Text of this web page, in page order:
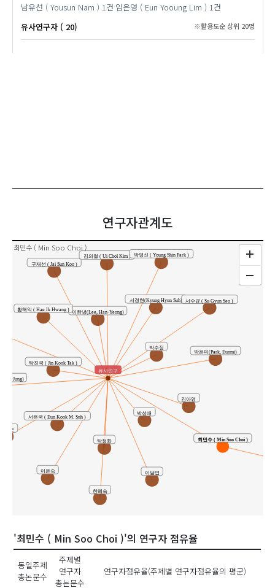
남유선 ( Yousun Nam ) 1건 임은영 ( Eun Yooung Lim ) 1건
유사연구자 ( 20)
※활용도순 상위 20명
연구자관계도
최민수 ( Min Soo Choi )
구재선 ( Jai Sun Koo )
김아영
김의철 ( Ui Chol Kim )
박성애
박수정
박영신 ( Young Shin Park )
박은미(Park, Eunmi)
서경현(Kyung Hyun Suh) 서수균 ( Su Gyun Seo )
서은국 ( Eun Kook M. Suh )
이달엽
이은숙
이한녕(Lee, Han-Yeong)
Hee-Jung)
탁정화
탁진국 ( Jin Kook Tak )
한기순
한혜숙
황해익 ( Hae Ik Hwang )
최민수 ( Min Soo Choi )
유사연구
'최민수 ( Min Soo Choi )'의 연구자 점유율
동일주제
총논문수
주제별
연구자
총논문수
연구자점유율(주제별 연구자점유율의 평균)